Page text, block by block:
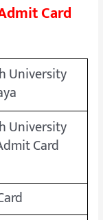
Card
University
University
Card